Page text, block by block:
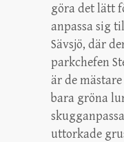
göra det lätt
anpassa sig
Sävsjö, där
parkchefen
är de
bara gröna
uttorkade